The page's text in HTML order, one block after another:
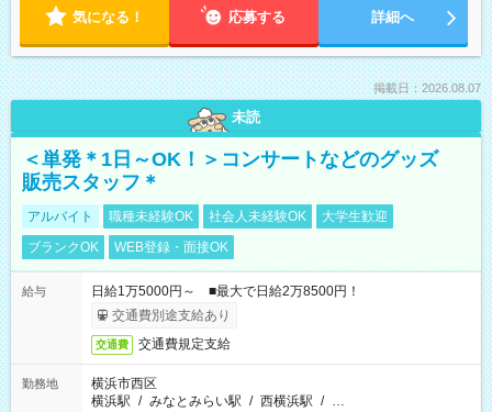
気になる！ 応募する 詳細へ
掲載日：2026.08.07
未読
＜単発＊1日～OK！＞コンサートなどのグッズ
販売スタッフ＊
アルバイト 職種未経験OK 社会人未経験OK
大学生歓迎
ブランクOK
WEB登録・面接OK
給与
日給1万5000円～ ■最大で日給2万8500円！
交通費別途支給あり
交通費 交通費規定支給
勤務地
横浜市西区
横浜駅 / みなとみらい駅 / 西横浜駅 / …